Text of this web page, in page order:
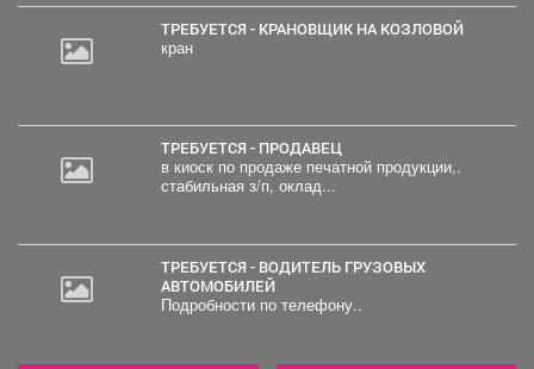
ТРЕБУЕТСЯ - КРАНОВЩИК НА КОЗЛОВОЙ
кран
ТРЕБУЕТСЯ - ПРОДАВЕЦ
в киоск по продаже печатной продукции,.
стабильная з/п, оклад...
ТРЕБУЕТСЯ - ВОДИТЕЛЬ ГРУЗОВЫХ
АВТОМОБИЛЕЙ
Подробности по телефону..